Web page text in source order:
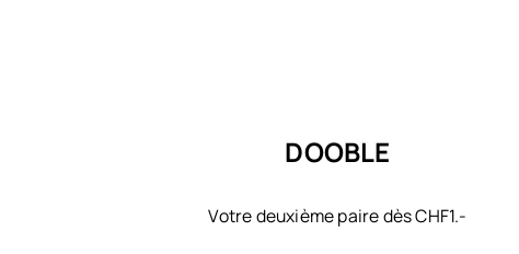
DOOBLE
Votre deuxième paire dès CHF1.-